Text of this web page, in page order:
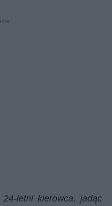
letni kierowca, jadąc